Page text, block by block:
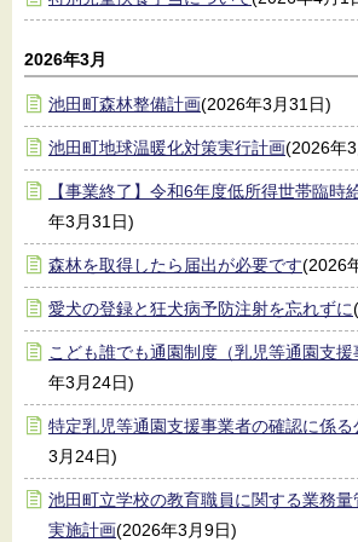
2026年3月
池田町森林整備計画(2026年3月31日)
池田町地球温暖化対策実行計画(2026年
【事業終了】令和6年度低所得世帯臨時
年3月31日)
森林を取得したら届出が必要です(2026
愛犬の登録と狂犬病予防注射を忘れずに
こども誰でも通園制度（乳児等通園支
年3月24日)
特定乳児等通園支援事業者の確認に係る
3月24日)
池田町立学校の教育職員に関する業務
実施計画(2026年3月9日)